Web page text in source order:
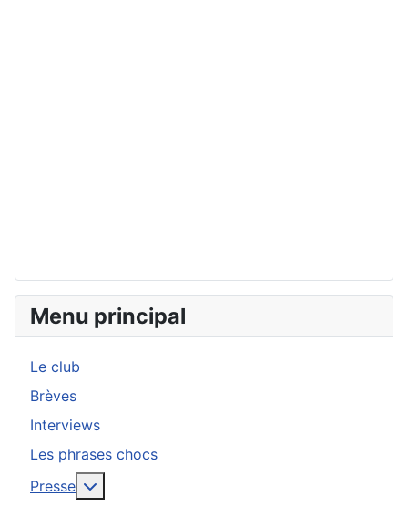
Menu principal
Le club
Brèves
Interviews
Les phrases chocs
Presse